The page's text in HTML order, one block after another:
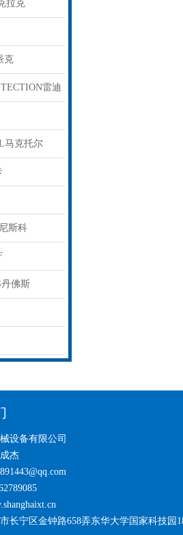
拉克
克
雷迪
马克托尔
斯科
丹佛斯
设备有限公司
杰
长宁区金钟路658弄东华大学国家科技园